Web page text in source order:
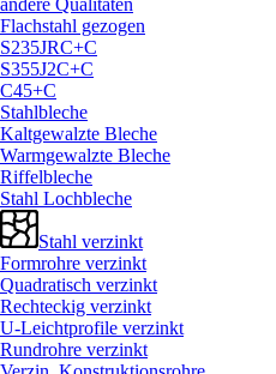
andere Qualitäten
Flachstahl gezogen
S235JRC+C
S355J2C+C
C45+C
Stahlbleche
Kaltgewalzte Bleche
Warmgewalzte Bleche
Riffelbleche
Stahl Lochbleche
Stahl verzinkt
Formrohre verzinkt
Quadratisch verzinkt
Rechteckig verzinkt
U-Leichtprofile verzinkt
Rundrohre verzinkt